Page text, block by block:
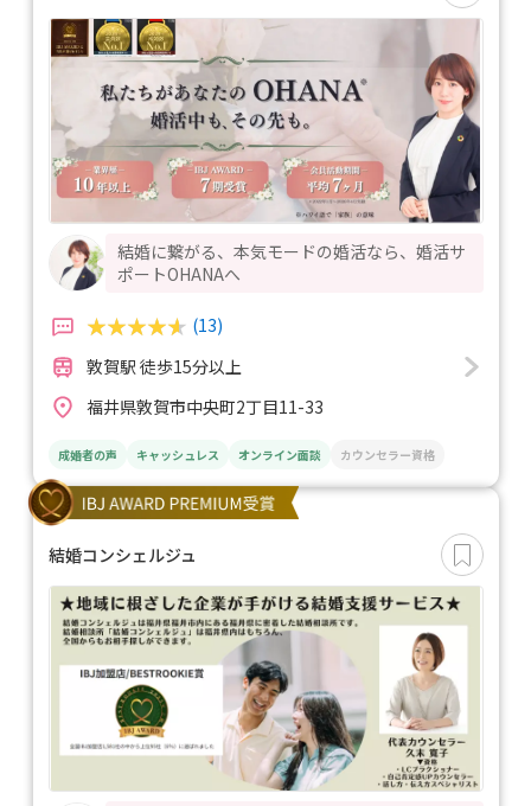
結婚に繋がる、本気モードの婚活なら、婚活サ
ポートOHANAへ
(13)
敦賀駅 徒歩15分以上
福井県敦賀市中央町2丁目11-33
成婚者の声 キャッシュレス オンライン面談 カウンセラー資格
結婚コンシェルジュ